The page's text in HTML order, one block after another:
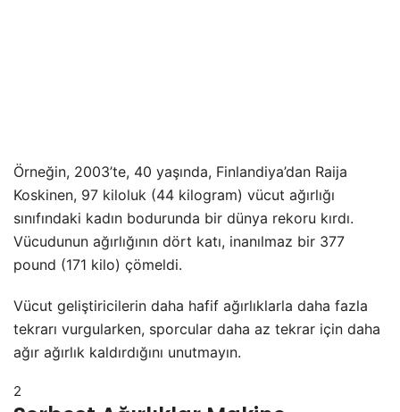
Örneğin, 2003’te, 40 yaşında, Finlandiya’dan Raija
Koskinen, 97 kiloluk (44 kilogram) vücut ağırlığı
sınıfındaki kadın bodurunda bir dünya rekoru kırdı.
Vücudunun ağırlığının dört katı, inanılmaz bir 377
pound (171 kilo) çömeldi.
Vücut geliştiricilerin daha hafif ağırlıklarla daha fazla
tekrarı vurgularken, sporcular daha az tekrar için daha
ağır ağırlık kaldırdığını unutmayın.
2